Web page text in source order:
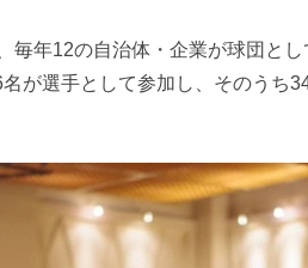
毎年12の自治体・企業が球団と
が選手として参加し、そのうち